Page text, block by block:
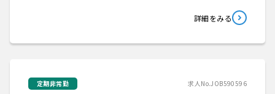
詳細をみる
定期非常勤 求人No.JOB590596